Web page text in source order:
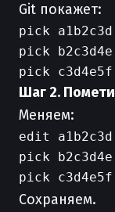
Git покажет:
pick a1b2c3d
pick
Шаг 2.
Меняем:
edit a1b2c3d
pick
Сохраняем.